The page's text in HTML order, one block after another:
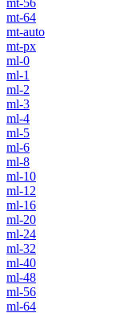
mt-64
mt-auto
mt-px
ml-0
ml-1
ml-2
ml-3
ml-4
ml-5
ml-6
ml-8
ml-10
ml-12
ml-16
ml-20
ml-24
ml-32
ml-40
ml-48
ml-56
ml-64